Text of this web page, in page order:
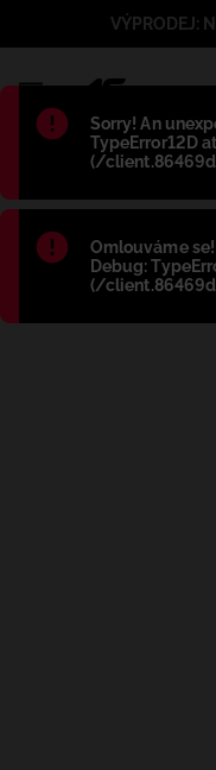
Błąd:
Sorry! An
TypeError12D
(/
Błąd:
Omlouváme
Debug:
(/
VÝPRODEJ: